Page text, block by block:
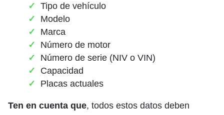
Tipo de vehículo
Modelo
Marca
Número de motor
Número de serie (NIV o VIN)
Capacidad
Placas actuales
Ten en cuenta que, todos estos datos deben